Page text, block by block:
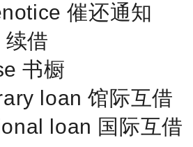
催还通知
借
书橱
loan 馆际互借
loan 国际互借